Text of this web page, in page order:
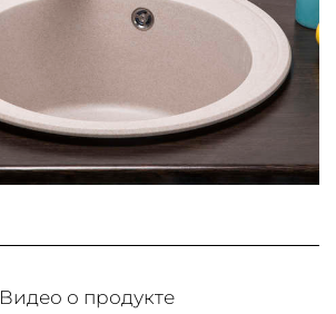
Видео о продукте